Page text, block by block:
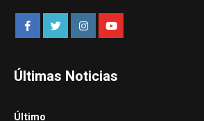
Últimas Noticias
Último